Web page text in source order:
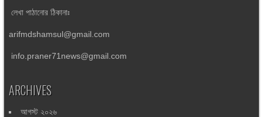
লেখা পাঠানোর ঠিকানাঃ
arifmdshamsul@gmail.com
info.praner71news@gmail.com
ARCHIVES
আগস্ট ২০২৬